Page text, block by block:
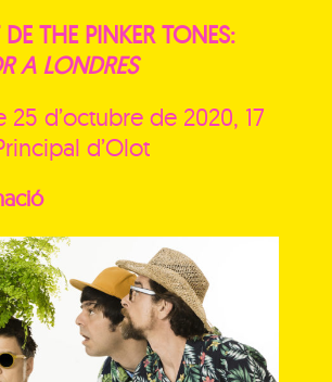
THE PINKER TONES:
A LONDRES
25 d’octubre de 2020, 17
d’Olot